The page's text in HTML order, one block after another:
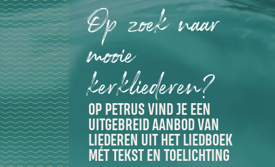
Op zoek naar
mooie
kerkliederen?
OP PETRUS VIND JE EEN
UITGEBREID AANBOD VAN
LIEDEREN UIT HET LIEDBOEK
MÉT TEKST EN TOELICHTING